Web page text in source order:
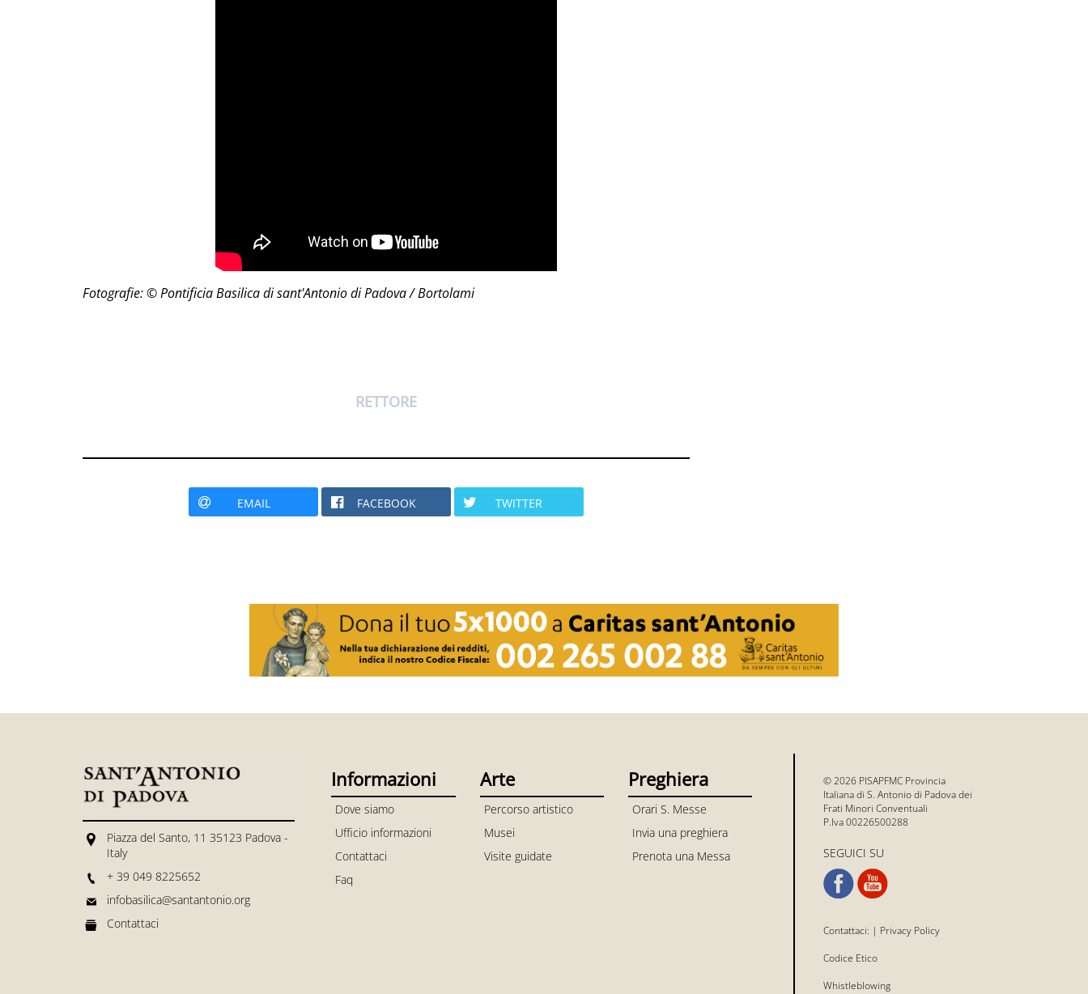
Fotografie: © Pontificia Basilica di sant'Antonio di Padova / Bortolami
RETTORE
EMAIL FACEBOOK TWITTER
Piazza del Santo, 11 35123 Padova -
Italy
+ 39 049 8225652
infobasilica@santantonio.org
Contattaci
Informazioni
Dove siamo
Ufficio informazioni
Contattaci
Faq
Arte
Percorso artistico
Musei
Visite guidate
Preghiera
Orari S. Messe
Invia una preghiera
Prenota una Messa
© 2026 PISAPFMC Provincia
Italiana di S. Antonio di Padova dei
Frati Minori Conventuali
P.Iva 00226500288
SEGUICI SU
Contattaci: | Privacy Policy
Codice Etico
Whistleblowing